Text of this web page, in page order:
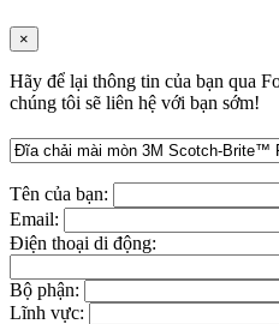
×
Hãy để lại thông tin của bạn qua
chúng tôi sẽ liên hệ với bạn sớm!
Tên của bạn:
Email:
Điện thoại di động:
Bộ phận:
Lĩnh vực: